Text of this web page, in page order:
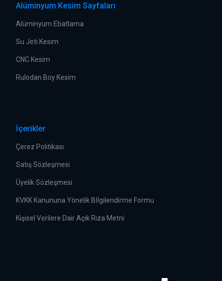
Alüminyum Kesim Sayfaları
Alüminyum Ebatlama
Su Jeti Kesim
CNC Kesim
Rulodan Boy Kesim
İçerikler
Çerez Politikası
Satış Sözleşmesi
Üyelik Sözleşmesi
KVKK Kanununa Yönelik Bİlgilendirme Formu
Kişisel Verilere Dair Açık Rıza Metni